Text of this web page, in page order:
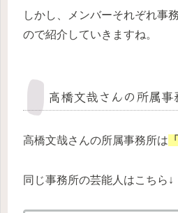
しかし、メンバーそれぞれ事
ので紹介していきますね。
高橋文哉さんの所属事
高橋文哉さんの所属事務所は
同じ事務所の芸能人はこちら↓